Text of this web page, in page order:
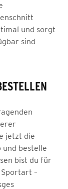
und sorgt
sind
jetzt die
und bestelle
bist du für
–